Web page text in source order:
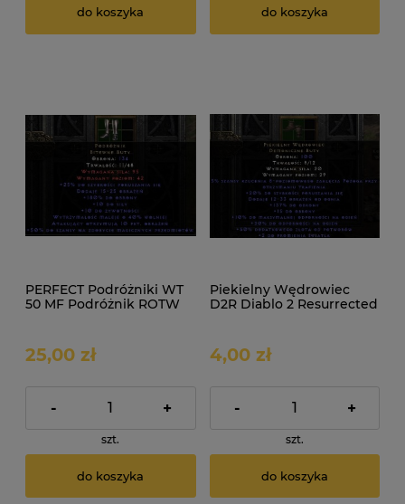
do koszyka do koszyka
PERFECT Podróżniki WT
50 MF Podróżnik ROTW
25,00 zł
- +
szt.
do koszyka
Piekielny Wędrowiec
D2R Diablo 2 Resurrected
4,00 zł
- +
szt.
do koszyka